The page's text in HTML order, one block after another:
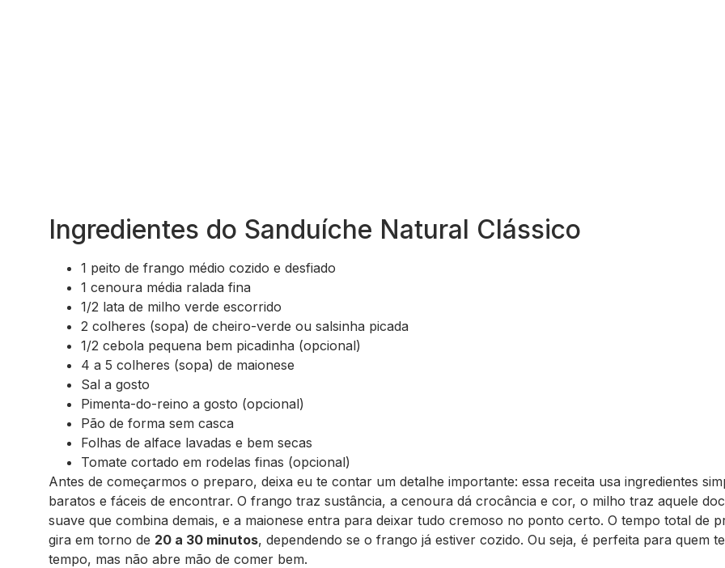
Ingredientes do Sanduíche Natural Clássico
1 peito de frango médio cozido e desfiado
1 cenoura média ralada fina
1/2 lata de milho verde escorrido
2 colheres (sopa) de cheiro-verde ou salsinha picada
1/2 cebola pequena bem picadinha (opcional)
4 a 5 colheres (sopa) de maionese
Sal a gosto
Pimenta-do-reino a gosto (opcional)
Pão de forma sem casca
Folhas de alface lavadas e bem secas
Tomate cortado em rodelas finas (opcional)
Antes de começarmos o preparo, deixa eu te contar um detalhe importante: essa receita usa ingredientes
baratos e fáceis de encontrar. O frango traz sustância, a cenoura dá crocância e cor, o milho traz aquele
suave que combina demais, e a maionese entra para deixar tudo cremoso no ponto certo. O tempo total de
gira em torno de 20 a 30 minutos, dependendo se o frango já estiver cozido. Ou seja, é perfeita para quem
tempo, mas não abre mão de comer bem.